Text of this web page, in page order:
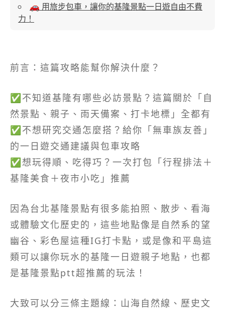
🚗 用旅步包車，讓你的基隆景點一日遊自由不費
力！
前言：這篇攻略能幫你解決什麼？
✅不知道基隆有哪些必訪景點？這篇關於「自
然景點、親子、雨天備案、打卡地標」全都有
✅不想研究交通怎麼搭？給你「無車族友善」
的一日遊交通建議與包車攻略
✅想玩得順、吃得巧？一次打包「行程排法＋
基隆美食＋夜市小吃」推薦
因為台北基隆景點有很多能拍照、散步、看海
或體驗文化歷史的，這些地點像是自然系的望
幽谷、彩色屋這種IG打卡點，或是像和平島這
類可以讓你玩水的基隆一日遊親子地點，也都
是基隆景點ptt超推薦的玩法！
大致可以分三條主題線：山海自然線、歷史文